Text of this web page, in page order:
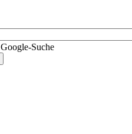
Google-Suche